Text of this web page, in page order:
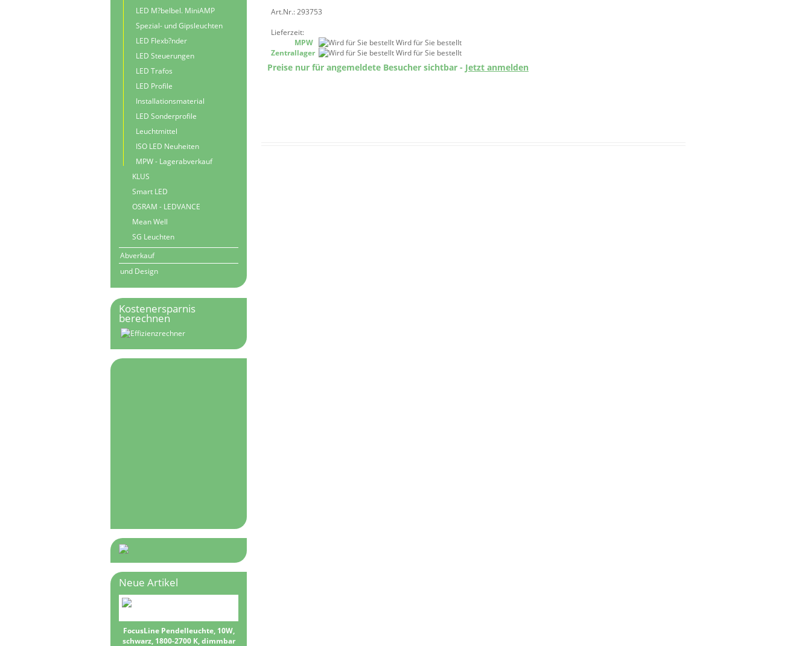
Art.Nr.: 293753
Lieferzeit:
MPW
Wird für Sie bestellt
Zentrallager
Wird für Sie bestellt
Preise nur für angemeldete Besucher sichtbar - Jetzt anmelden
LED M?belbel. MiniAMP
Spezial- und Gipsleuchten
LED Flexb?nder
LED Steuerungen
LED Trafos
LED Profile
Installationsmaterial
LED Sonderprofile
Leuchtmittel
ISO LED Neuheiten
MPW - Lagerabverkauf
KLUS
Smart LED
OSRAM - LEDVANCE
Mean Well
SG Leuchten
Abverkauf
und Design
Kostenersparnis
berechnen
Neue Artikel
FocusLine Pendelleuchte, 10W,
schwarz, 1800-2700 K, dimmbar